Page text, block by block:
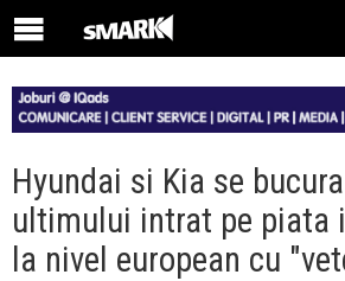
Hyundai si Kia se
ultimului intrat pe piata
la nivel european cu